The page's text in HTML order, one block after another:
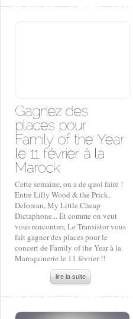
Cette semaine, on a de quoi faire !
Entre Lilly Wood & the Prick,
Delorean, My Little Cheap
Dictaphone... Et comme on veut
vous rencontrer, Le Transistor vous
fait gagner des places pour le
concert de Family of the Year à la
Maroquinerie le 11 février !!
lire la suite